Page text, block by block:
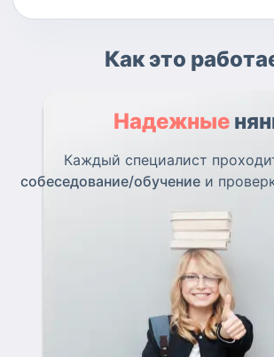
Как это
Надежные
Каждый специалист
собеседование/обучение и